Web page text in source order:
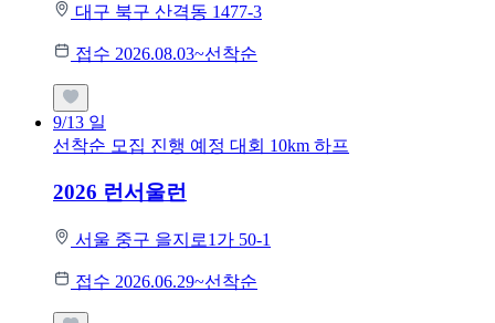
대구 북구 산격동 1477-3
접수 2026.08.03~선착순
9/13 일
선착순 모집 진행 예정 대회 10km 하프
2026 런서울런
서울 중구 을지로1가 50-1
접수 2026.06.29~선착순